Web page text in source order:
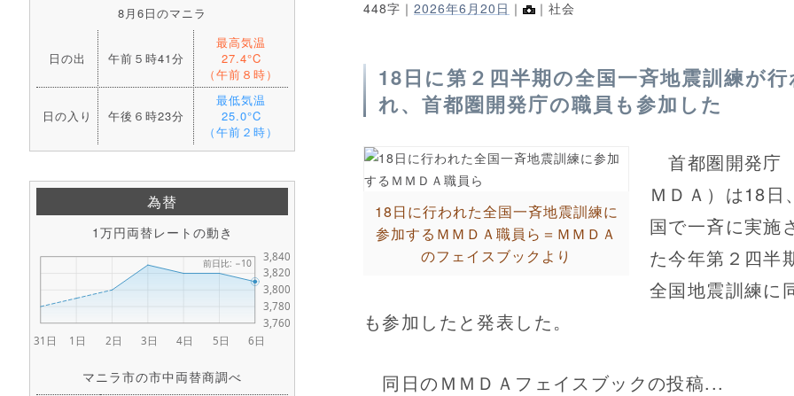
8月6日のマニラ
日の出 午前５時41分
最高気温
27.4°C
（午前８時）
日の入り 午後６時23分
最低気温
25.0°C
（午前２時）
為替
1万円両替レートの動き
マニラ市の市中両替商調べ
448字｜ 2026年6月20日 ｜ ｜社会
18日に第２四半期の全国一斉地震訓練が
れ、首都圏開発庁の職員も参加した
18日に行われた全国一斉地震訓練に
参加するＭＭＤＡ職員ら＝ＭＭＤＡ
のフェイスブックより
首都圏開発庁
ＭＤＡ）は18日
国で一斉に実施
た今年第２四半
全国地震訓練に
も参加したと発表した。
同日のＭＭＤＡフェイスブックの投稿...